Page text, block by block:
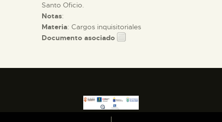
Santo Oficio.
Notas:
Materia: Cargos inquisitoriales
Documento asociado